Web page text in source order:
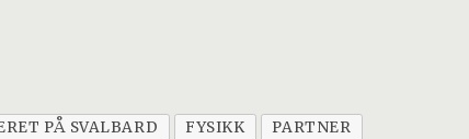
PÅ SVALBARD FYSIKK PARTNER